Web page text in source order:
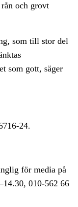
och grovt
som till stor del
som gott, säger
24.
för media på
010-562 66